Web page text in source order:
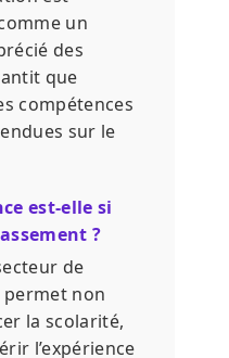
un
des
que
compétences
sur le
est-elle si
?
de
permet non
la scolarité,
l’expérience